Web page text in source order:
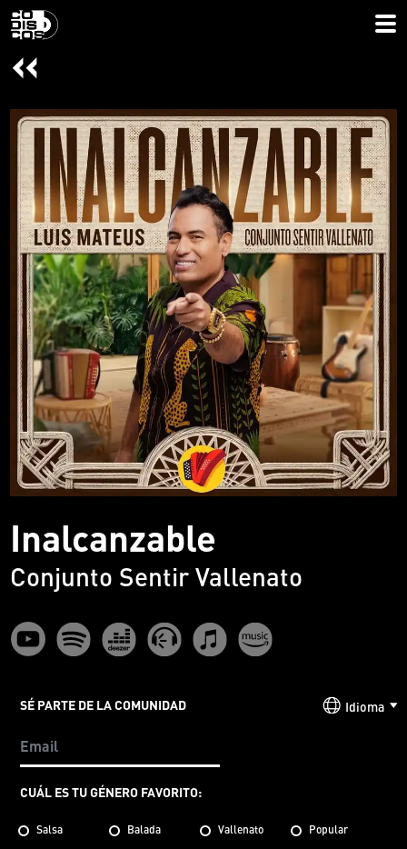
Inalcanzable
Conjunto Sentir Vallenato
SÉ PARTE DE LA COMUNIDAD
CUÁL ES TU GÉNERO FAVORITO:
Salsa Balada Vallenato Popular
Idioma